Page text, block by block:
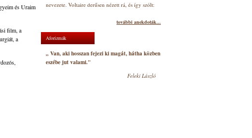
és Uraim
film, a
a
nevezete. Voltaire derűsen nézett rá, és így szólt:
további anekdoták...
Aforizmák
„ Van, aki hosszan fejezi ki magát, hátha közben
eszébe jut valami."
Feleki László